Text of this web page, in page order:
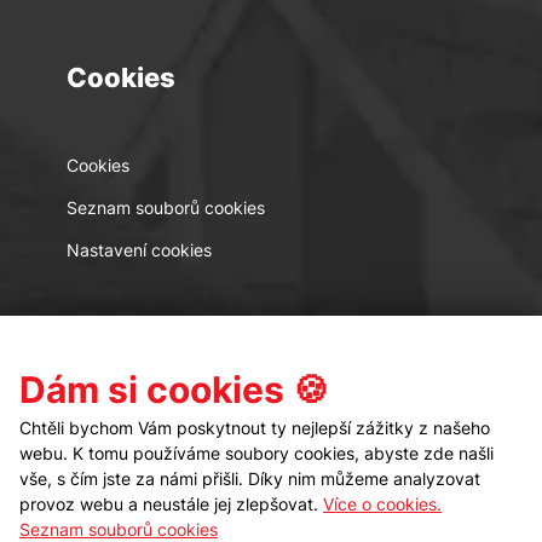
Cookies
Cookies
Seznam souborů cookies
Nastavení cookies
Kontakt Sledujte nás
Dám si cookies 🍪
Chtěli bychom Vám poskytnout ty nejlepší zážitky z našeho
webu. K tomu používáme soubory cookies, abyste zde našli
vše, s čím jste za námi přišli. Díky nim můžeme analyzovat
provoz webu a neustále jej zlepšovat. Více o cookies.
Seznam souborů cookies